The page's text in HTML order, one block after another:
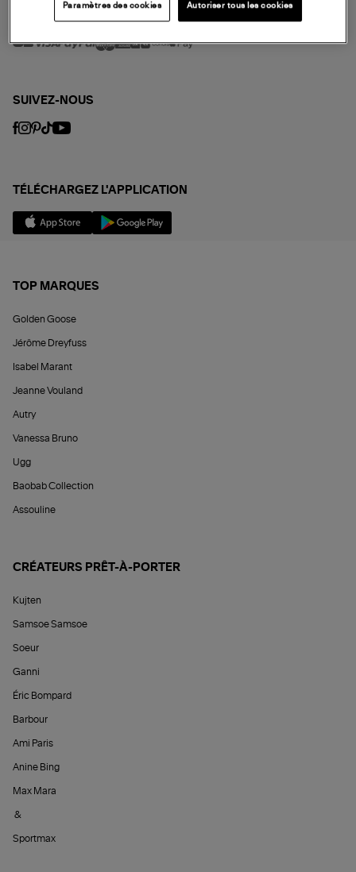
MODE DE PAIEMENT
SUIVEZ-NOUS
TÉLÉCHARGEZ L'APPLICATION
TOP MARQUES
Golden Goose
Jérôme Dreyfuss
Isabel Marant
Jeanne Vouland
Autry
Vanessa Bruno
Ugg
Baobab Collection
Assouline
CRÉATEURS PRÊT-À-PORTER
Kujten
Samsoe Samsoe
Soeur
Ganni
Éric Bompard
Barbour
Ami Paris
Anine Bing
Max Mara
&
Sportmax
Paramètres des cookies Autoriser tous les cookies